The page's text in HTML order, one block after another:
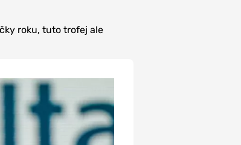
roku, tuto trofej ale